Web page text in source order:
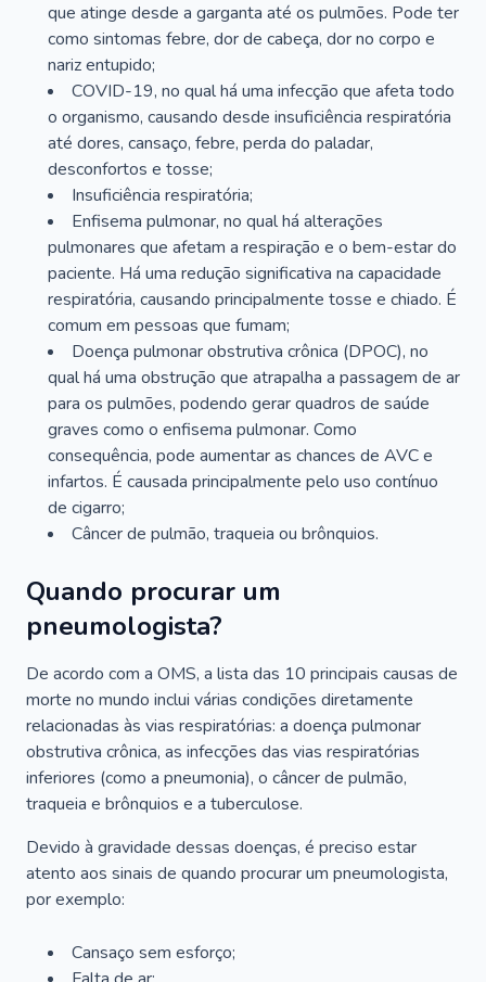
que atinge desde a garganta até os pulmões. Pode ter
como sintomas febre, dor de cabeça, dor no corpo e
nariz entupido;
COVID-19, no qual há uma infecção que afeta todo
o organismo, causando desde insuficiência respiratória
até dores, cansaço, febre, perda do paladar,
desconfortos e tosse;
Insuficiência respiratória;
Enfisema pulmonar, no qual há alterações
pulmonares que afetam a respiração e o bem-estar do
paciente. Há uma redução significativa na capacidade
respiratória, causando principalmente tosse e chiado. É
comum em pessoas que fumam;
Doença pulmonar obstrutiva crônica (DPOC), no
qual há uma obstrução que atrapalha a passagem de ar
para os pulmões, podendo gerar quadros de saúde
graves como o enfisema pulmonar. Como
consequência, pode aumentar as chances de AVC e
infartos. É causada principalmente pelo uso contínuo
de cigarro;
Câncer de pulmão, traqueia ou brônquios.
Quando procurar um
pneumologista?
De acordo com a OMS, a lista das 10 principais causas de
morte no mundo inclui várias condições diretamente
relacionadas às vias respiratórias: a doença pulmonar
obstrutiva crônica, as infecções das vias respiratórias
inferiores (como a pneumonia), o câncer de pulmão,
traqueia e brônquios e a tuberculose.
Devido à gravidade dessas doenças, é preciso estar
atento aos sinais de quando procurar um pneumologista,
por exemplo:
Cansaço sem esforço;